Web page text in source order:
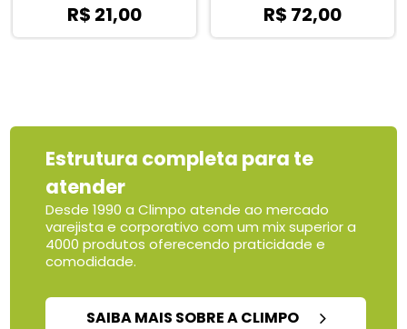
R$ 72,00 R$ 5,95
Estrutura completa para te
atender
Desde 1990 a Climpo atende ao mercado
varejista e corporativo com um mix superior a
4000 produtos oferecendo praticidade e
comodidade.
SAIBA MAIS SOBRE A CLIMPO